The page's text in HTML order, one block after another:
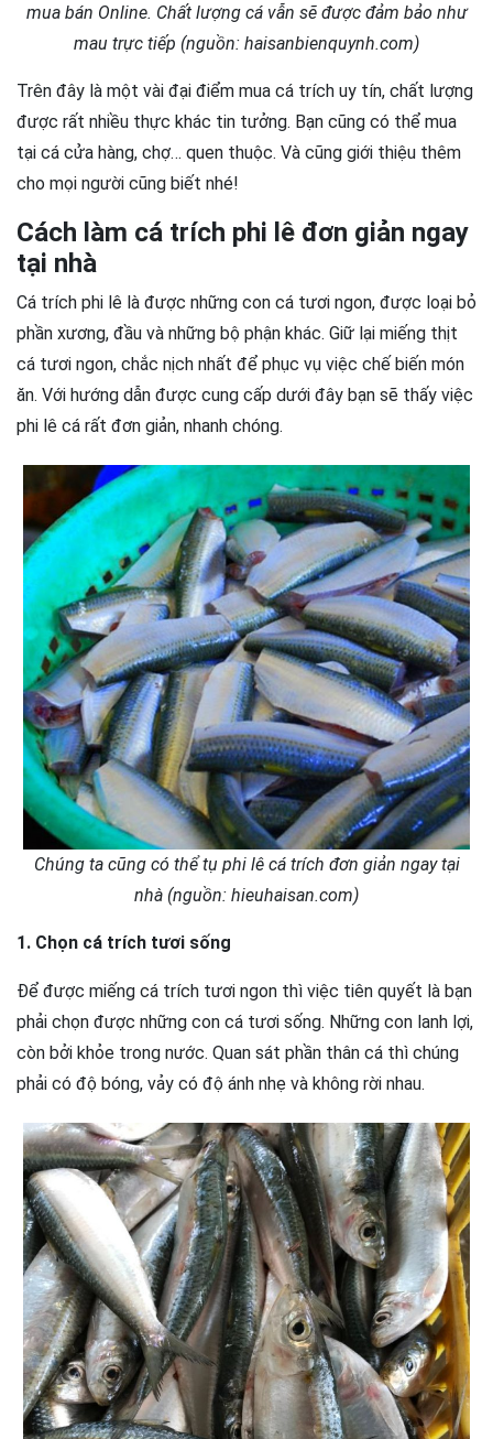
mua bán Online. Chất lượng cá vẫn sẽ được đảm bảo như
mau trực tiếp (nguồn: haisanbienquynh.com)
Trên đây là một vài đại điểm mua cá trích uy tín, chất lượng
được rất nhiều thực khác tin tưởng. Bạn cũng có thể mua
tại cá cửa hàng, chợ… quen thuộc. Và cũng giới thiệu thêm
cho mọi người cũng biết nhé!
Cách làm cá trích phi lê đơn giản ngay
tại nhà
Cá trích phi lê là được những con cá tươi ngon, được loại bỏ
phần xương, đầu và những bộ phận khác. Giữ lại miếng thịt
cá tươi ngon, chắc nịch nhất để phục vụ việc chế biến món
ăn. Với hướng dẫn được cung cấp dưới đây bạn sẽ thấy việc
phi lê cá rất đơn giản, nhanh chóng.
Chúng ta cũng có thể tụ phi lê cá trích đơn giản ngay tại
nhà (nguồn: hieuhaisan.com)
1. Chọn cá trích tươi sống
Để được miếng cá trích tươi ngon thì việc tiên quyết là bạn
phải chọn được những con cá tươi sống. Những con lanh lợi,
còn bởi khỏe trong nước. Quan sát phần thân cá thì chúng
phải có độ bóng, vảy có độ ánh nhẹ và không rời nhau.